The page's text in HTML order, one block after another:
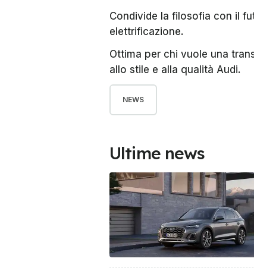
Condivide la filosofia con il
elettrificazione.
Ottima per chi vuole una
allo stile e alla qualità Audi.
NEWS
Ultime news